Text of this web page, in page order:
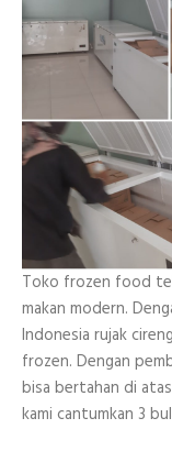
Toko frozen food
makan modern.
Indonesia rujak
frozen. Dengan
bisa bertahan di
kami cantumkan 3